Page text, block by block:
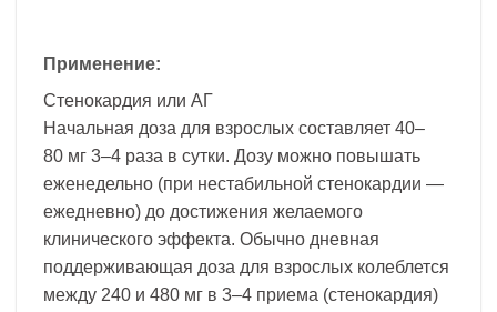
Применение:
Стенокардия или АГ
Начальная доза для взрослых составляет 40–
80 мг 3–4 раза в сутки. Дозу можно повышать
еженедельно (при нестабильной стенокардии —
ежедневно) до достижения желаемого
клинического эффекта. Обычно дневная
поддерживающая доза для взрослых колеблется
между 240 и 480 мг в 3–4 приема (стенокардия)